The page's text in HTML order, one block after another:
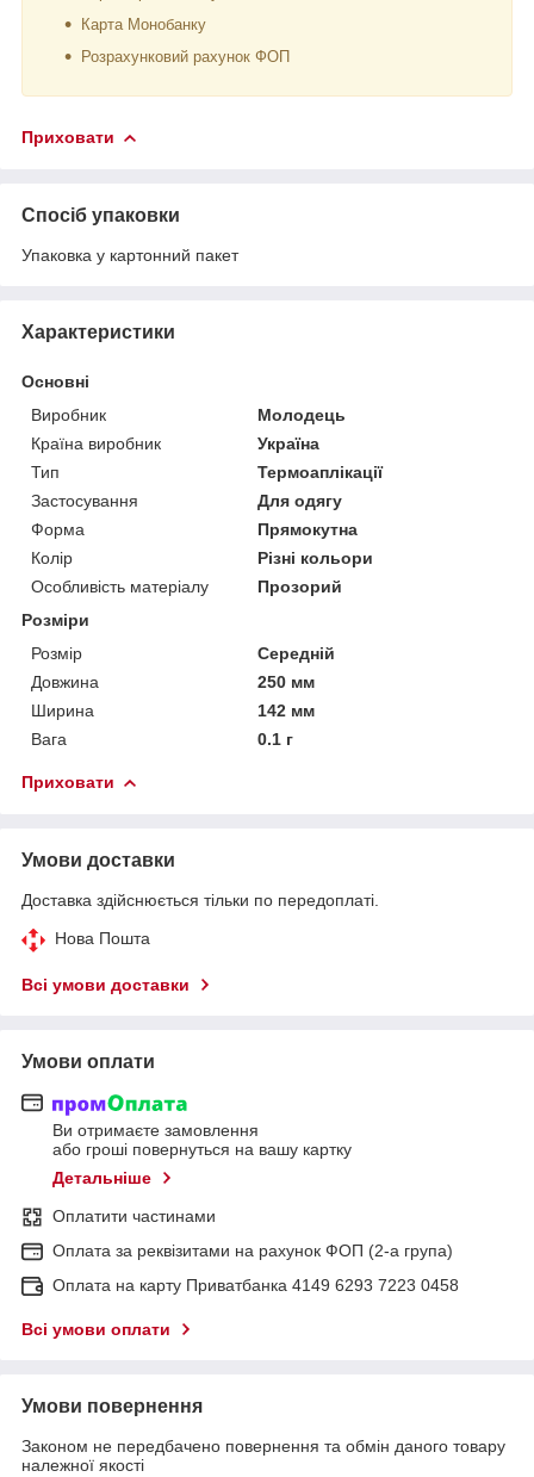
Карта Монобанку
Розрахунковий рахунок ФОП
Приховати
Спосіб упаковки
Упаковка у картонний пакет
Характеристики
Основні
Виробник
Молодець
Країна виробник
Україна
Тип
Термоаплікації
Застосування
Для одягу
Форма
Прямокутна
Колір
Різні кольори
Особливість матеріалу
Прозорий
Розміри
Розмір
Середній
Довжина
250 мм
Ширина
142 мм
Вага
0.1 г
Приховати
Умови доставки
Доставка здійснюється тільки по передоплаті.
Нова Пошта
Всі умови доставки
Умови оплати
Ви отримаєте замовлення
або гроші повернуться на вашу картку
Детальніше
Оплатити частинами
Оплата за реквізитами на рахунок ФОП (2-а група)
Оплата на карту Приватбанка 4149 6293 7223 0458
Всі умови оплати
Умови повернення
Законом не передбачено повернення та обмін даного товару
належної якості